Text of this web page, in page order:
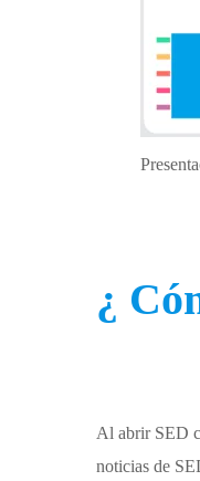
¿
Al abrir SED
noticias de